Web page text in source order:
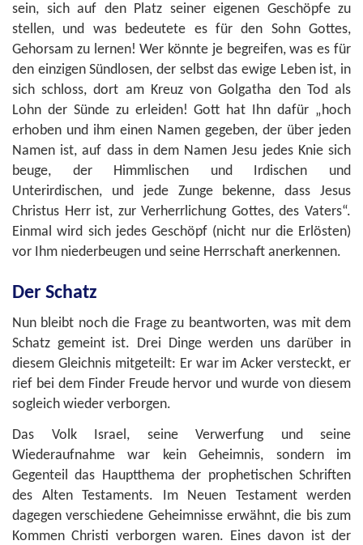
sein, sich auf den Platz seiner eigenen Geschöpfe zu
stellen, und was bedeutete es für den Sohn Gottes,
Gehorsam zu lernen! Wer könnte je begreifen, was es für
den einzigen Sündlosen, der selbst das ewige Leben ist, in
sich schloss, dort am Kreuz von Golgatha den Tod als
Lohn der Sünde zu erleiden! Gott hat Ihn dafür „hoch
erhoben und ihm einen Namen gegeben, der über jeden
Namen ist, auf dass in dem Namen Jesu jedes Knie sich
beuge, der Himmlischen und Irdischen und
Unterirdischen, und jede Zunge bekenne, dass Jesus
Christus Herr ist, zur Verherrlichung Gottes, des Vaters“.
Einmal wird sich jedes Geschöpf (nicht nur die Erlösten)
vor Ihm niederbeugen und seine Herrschaft anerkennen.
Der Schatz
Nun bleibt noch die Frage zu beantworten, was mit dem
Schatz gemeint ist. Drei Dinge werden uns darüber in
diesem Gleichnis mitgeteilt: Er war im Acker versteckt, er
rief bei dem Finder Freude hervor und wurde von diesem
sogleich wieder verborgen.
Das Volk Israel, seine Verwerfung und seine
Wiederaufnahme war kein Geheimnis, sondern im
Gegenteil das Hauptthema der prophetischen Schriften
des Alten Testaments. Im Neuen Testament werden
dagegen verschiedene Geheimnisse erwähnt, die bis zum
Kommen Christi verborgen waren. Eines davon ist der